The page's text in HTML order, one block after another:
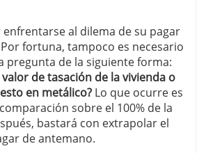
al dilema de su pagar
fortuna, tampoco es necesario
pregunta de la siguiente forma:
de tasación de la vivienda o
en metálico? Lo que ocurre es
sobre el 100% de la
bastará con extrapolar el
de antemano.